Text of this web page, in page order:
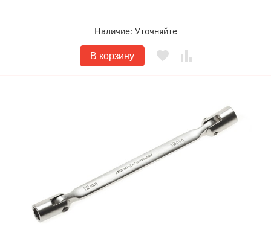
Наличие: Уточняйте
В корзину